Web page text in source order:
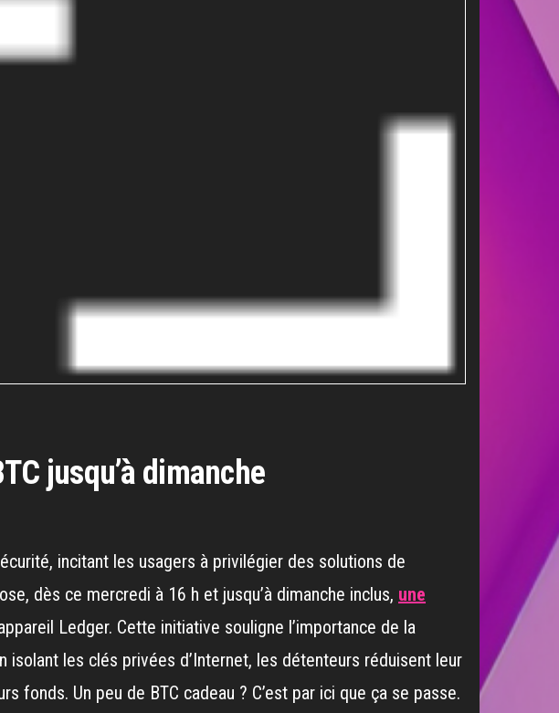
jusqu’à dimanche
incitant les usagers à privilégier des solutions de
dès ce mercredi à 16 h et jusqu’à dimanche inclus, une
appareil Ledger. Cette initiative souligne l’importance de la
les clés privées d’Internet, les détenteurs réduisent leur
fonds. Un peu de BTC cadeau ? C’est par ici que ça se passe.